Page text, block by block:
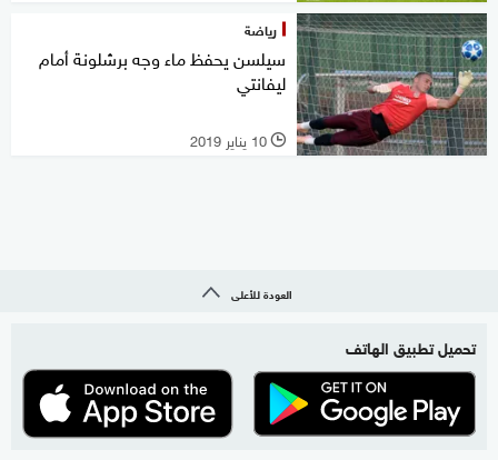
رياضة
سيلسن يحفظ ماء وجه برشلونة أمام
ليفانتي
l 10 يناير 2019
العودة للأعلى
تحميل تطبيق الهاتف